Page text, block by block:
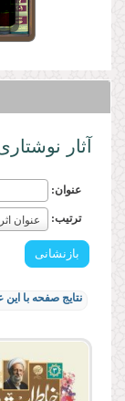
آثار
عنوان:
ترتیب: عنوان
نتایج صفحه با این